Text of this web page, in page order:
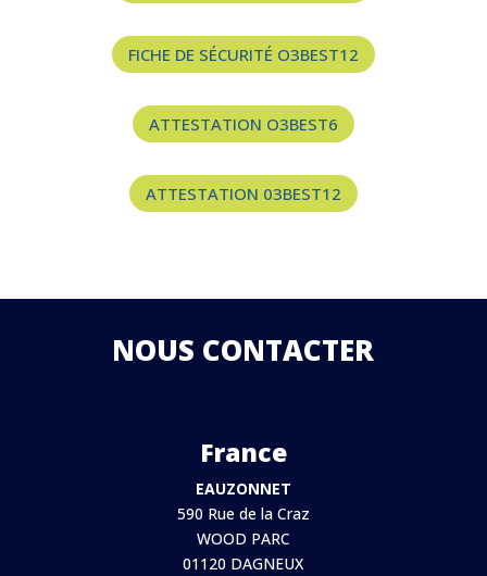
FICHE DE SÉCURITÉ O3BEST12
ATTESTATION O3BEST6
ATTESTATION 03BEST12
NOUS CONTACTER
France
EAUZONNET
590 Rue de la Craz
WOOD PARC
01120 DAGNEUX